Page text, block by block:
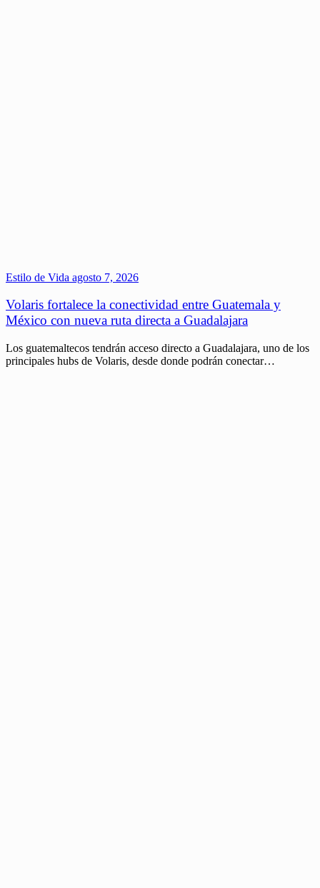
Estilo de Vida agosto 7, 2026
Volaris fortalece la conectividad entre Guatemala y
México con nueva ruta directa a Guadalajara
Los guatemaltecos tendrán acceso directo a Guadalajara, uno de los
principales hubs de Volaris, desde donde podrán conectar…